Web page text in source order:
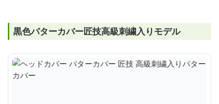
黒色パターカバー匠技高級刺繍入りモデル